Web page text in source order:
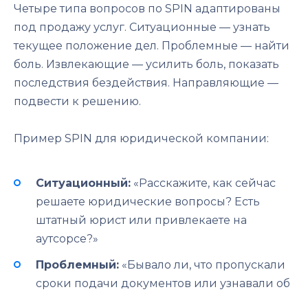
Четыре типа вопросов по SPIN адаптированы
под продажу услуг. Ситуационные — узнать
текущее положение дел. Проблемные — найти
боль. Извлекающие — усилить боль, показать
последствия бездействия. Направляющие —
подвести к решению.
Пример SPIN для юридической компании:
Ситуационный: «Расскажите, как сейчас
решаете юридические вопросы? Есть
штатный юрист или привлекаете на
аутсорсе?»
Проблемный: «Бывало ли, что пропускали
сроки подачи документов или узнавали об